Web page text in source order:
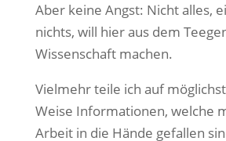
Aber keine Angst: Nicht alles,
nichts, will hier aus dem
Wissenschaft machen.
Vielmehr teile ich auf
Weise Informationen, welche
Arbeit in die Hände gefallen